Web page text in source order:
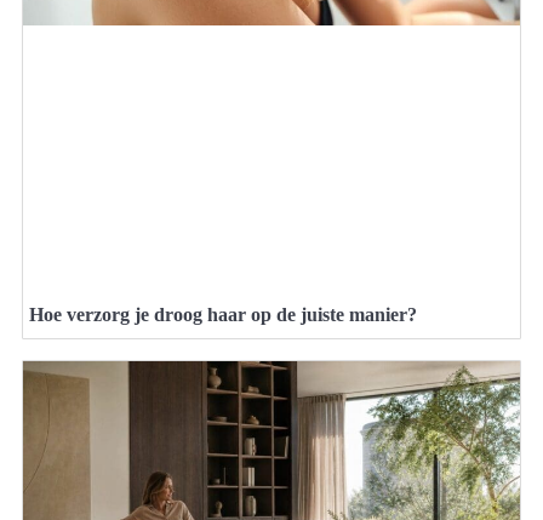
Hoe verzorg je droog haar op de juiste manier?